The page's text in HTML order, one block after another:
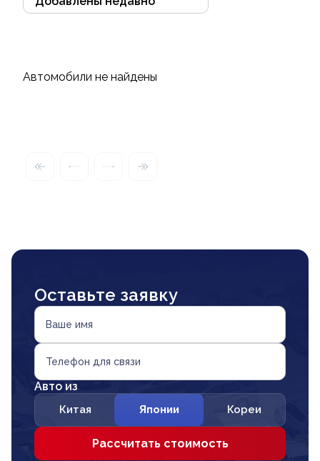
Автомобили не найдены
Оставьте заявку
Ваше имя
Телефон для связи
Авто из
Китая Японии Кореи
Рассчитать стоимость